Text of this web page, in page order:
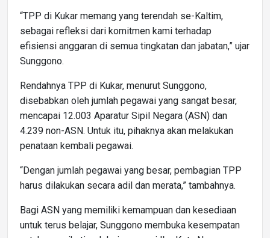
“TPP di Kukar memang yang terendah se-Kaltim,
sebagai refleksi dari komitmen kami terhadap
efisiensi anggaran di semua tingkatan dan jabatan,” ujar
Sunggono.
Rendahnya TPP di Kukar, menurut Sunggono,
disebabkan oleh jumlah pegawai yang sangat besar,
mencapai 12.003 Aparatur Sipil Negara (ASN) dan
4.239 non-ASN. Untuk itu, pihaknya akan melakukan
penataan kembali pegawai.
“Dengan jumlah pegawai yang besar, pembagian TPP
harus dilakukan secara adil dan merata,” tambahnya.
Bagi ASN yang memiliki kemampuan dan kesediaan
untuk terus belajar, Sunggono membuka kesempatan